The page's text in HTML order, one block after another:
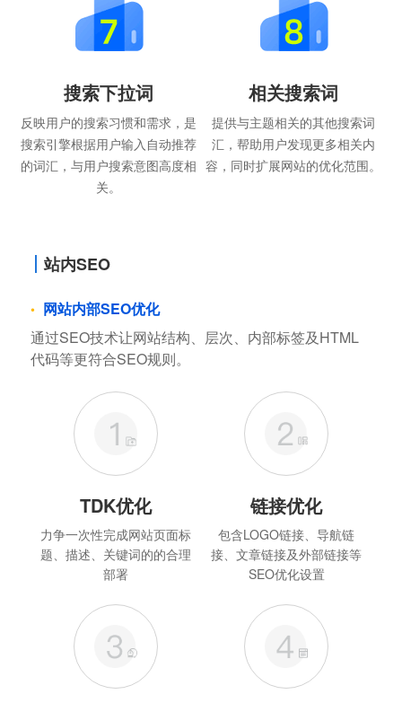
搜索下拉词
反映用户的搜索习惯和需求，是
搜索引擎根据用户输入自动推荐
的词汇，与用户搜索意图高度相
关。
相关搜索词
提供与主题相关的其他搜索词
汇，帮助用户发现更多相关内
容，同时扩展网站的优化范围。
站内SEO
网站内部SEO优化
通过SEO技术让网站结构、层次、内部标签及HTML
代码等更符合SEO规则。
TDK优化
力争一次性完成网站页面标
题、描述、关键词的的合理
部署
链接优化
包含LOGO链接、导航链
接、文章链接及外部链接等
SEO优化设置